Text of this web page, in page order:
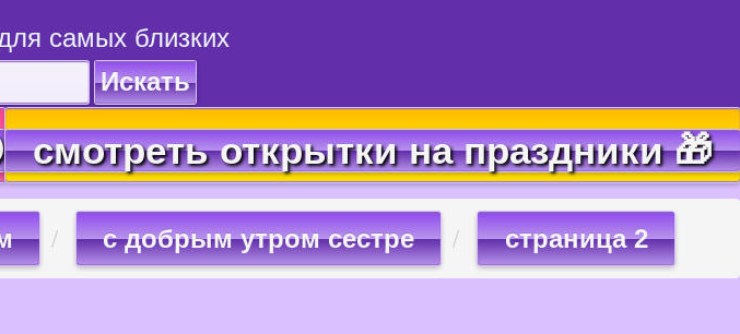
самых близких
Искать
смотреть открытки на праздники 🎁
с добрым утром сестре страница 2